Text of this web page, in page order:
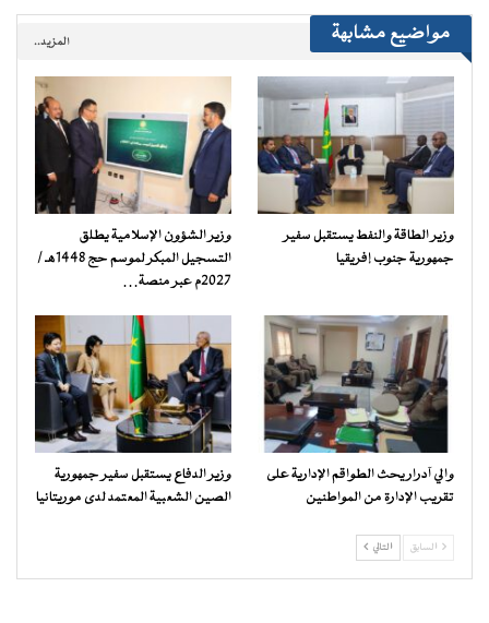
مواضيع مشابهة المزيد..
وزير الطاقة والنفط يستقبل سفير
جمهورية جنوب إفريقيا
وزير الشؤون الإسلامية يطلق
التسجيل المبكر لموسم حج 1448هـ /
2027م عبر منصة…
والي آدرار يحث الطواقم الإدارية على
تقريب الإدارة من المواطنين
وزير الدفاع يستقبل سفير جمهورية
الصين الشعبية المعتمد لدى موريتانيا
السابق التالي